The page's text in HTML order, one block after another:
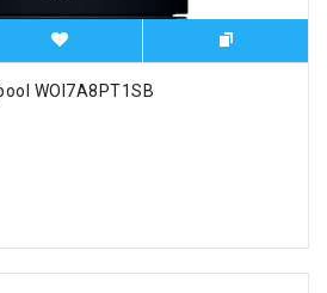
WOI7A8PT1SB